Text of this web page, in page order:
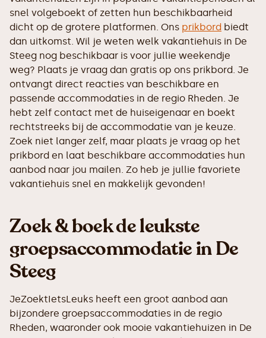
snel volgeboekt of zetten hun beschikbaarheid
dicht op de grotere platformen. Ons prikbord biedt
dan uitkomst. Wil je weten welk vakantiehuis in De
Steeg nog beschikbaar is voor jullie weekendje
weg? Plaats je vraag dan gratis op ons prikbord. Je
ontvangt direct reacties van beschikbare en
passende accommodaties in de regio Rheden. Je
hebt zelf contact met de huiseigenaar en boekt
rechtstreeks bij de accommodatie van je keuze.
Zoek niet langer zelf, maar plaats je vraag op het
prikbord en laat beschikbare accommodaties hun
aanbod naar jou mailen. Zo heb je jullie favoriete
vakantiehuis snel en makkelijk gevonden!
Zoek & boek de leukste
groepsaccommodatie in De
Steeg
JeZoektIetsLeuks heeft een groot aanbod aan
bijzondere groepsaccommodaties in de regio
Rheden, waaronder ook mooie vakantiehuizen in De